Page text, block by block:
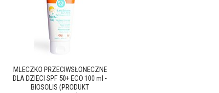
MLECZKO PRZECIWSŁONECZNE
DLA DZIECI SPF 50+ ECO 100 ml -
BIOSOLIS (PRODUKT